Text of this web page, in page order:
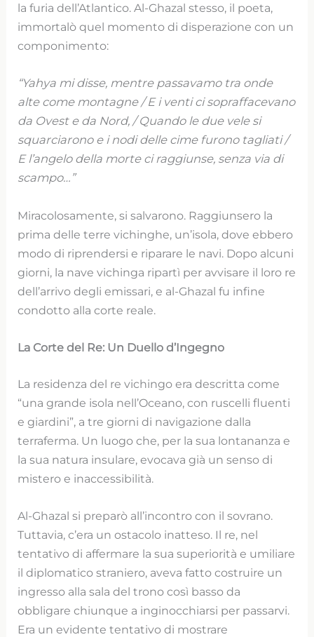
la furia dell’Atlantico. Al-Ghazal stesso, il poeta,
immortalò quel momento di disperazione con un
componimento:
“Yahya mi disse, mentre passavamo tra onde
alte come montagne / E i venti ci sopraffacevano
da Ovest e da Nord, / Quando le due vele si
squarciarono e i nodi delle cime furono tagliati /
E l’angelo della morte ci raggiunse, senza via di
scampo…”
Miracolosamente, si salvarono. Raggiunsero la
prima delle terre vichinghe, un’isola, dove ebbero
modo di riprendersi e riparare le navi. Dopo alcuni
giorni, la nave vichinga ripartì per avvisare il loro re
dell’arrivo degli emissari, e al-Ghazal fu infine
condotto alla corte reale.
La Corte del Re: Un Duello d’Ingegno
La residenza del re vichingo era descritta come
“una grande isola nell’Oceano, con ruscelli fluenti
e giardini”, a tre giorni di navigazione dalla
terraferma. Un luogo che, per la sua lontananza e
la sua natura insulare, evocava già un senso di
mistero e inaccessibilità.
Al-Ghazal si preparò all’incontro con il sovrano.
Tuttavia, c’era un ostacolo inatteso. Il re, nel
tentativo di affermare la sua superiorità e umiliare
il diplomatico straniero, aveva fatto costruire un
ingresso alla sala del trono così basso da
obbligare chiunque a inginocchiarsi per passarvi.
Era un evidente tentativo di mostrare